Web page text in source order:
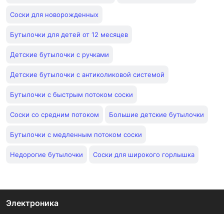
Соски для новорожденных
Бутылочки для детей от 12 месяцев
Детские бутылочки с ручками
Детские бутылочки с антиколиковой системой
Бутылочки с быстрым потоком соски
Соски со средним потоком Большие детские бутылочки
Бутылочки с медленным потоком соски
Недорогие бутылочки Соски для широкого горлышка
Электроника